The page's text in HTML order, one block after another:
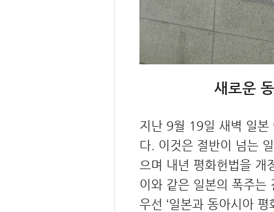
새로운
지난 9월 19일 새벽 일
다. 이것은 절반이 넘는
으며 내년 평화헌법을 개
이와 같은 일본의 폭주는
우선 ‘일본과 동아시아